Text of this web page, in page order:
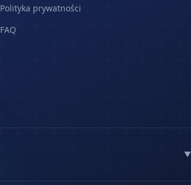
Polityka prywatności
FAQ
▼